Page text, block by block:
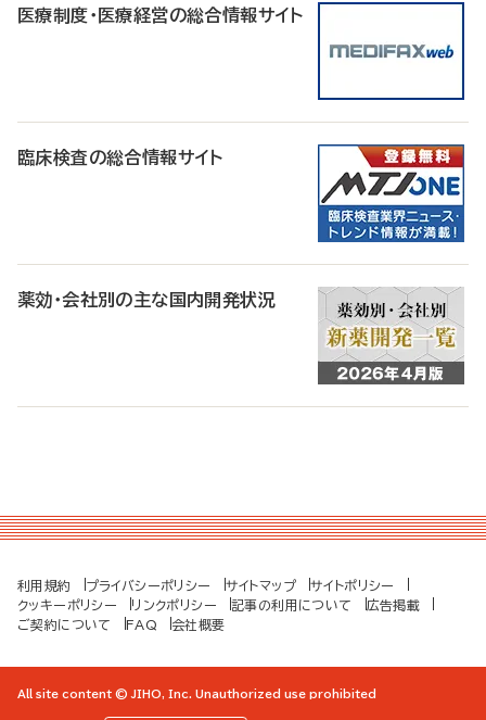
医療制度・医療経営の総合情報サイト
臨床検査の総合情報サイト
薬効・会社別の主な国内開発状況
利用規約 プライバシーポリシー サイトマップ
サイトポリシー
クッキーポリシー
リンクポリシー 記事の利用について
広告掲載
ご契約について
FAQ 会社概要
All site content © JIHO, Inc. Unauthorized use prohibited